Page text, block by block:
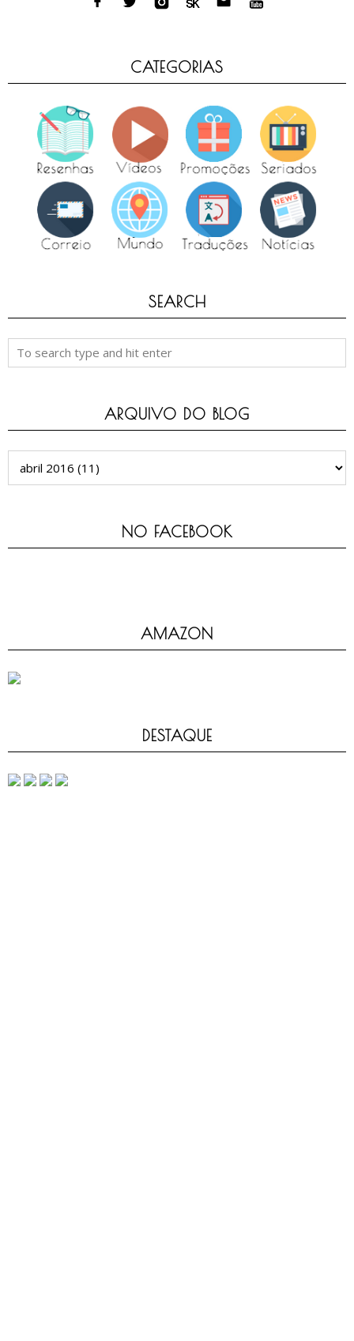
CATEGORIAS
SEARCH
ARQUIVO DO BLOG
NO FACEBOOK
AMAZON
DESTAQUE